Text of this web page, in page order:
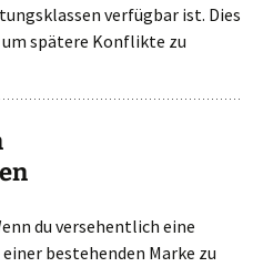
verfügbar ist. Dies
spätere Konflikte zu
du versehentlich eine
bestehenden Marke zu